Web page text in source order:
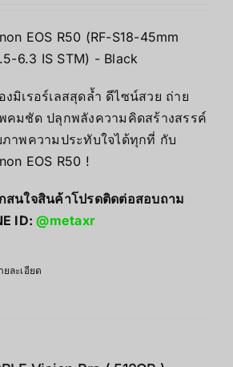
EOS R50 (RF-S18-45mm
6.3 IS STM) - Black
งมิเรอร์เลสสุดล้ำ ดีไซน์สวย ถ่าย
คมชัด ปลุกพลังความคิดสร้างสรรค์
ภาพความประทับใจได้ทุกที่ กับ
EOS R50 !
สนใจสินค้าโปรดติดต่อสอบถาม
ID:@metaxr
ยละเอียด